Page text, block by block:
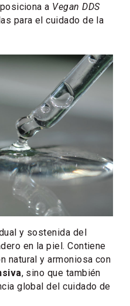
a Vegan DDS
para el cuidado de la
y sostenida del
en la piel. Contiene
natural y armoniosa con
, sino que también
global del cuidado de